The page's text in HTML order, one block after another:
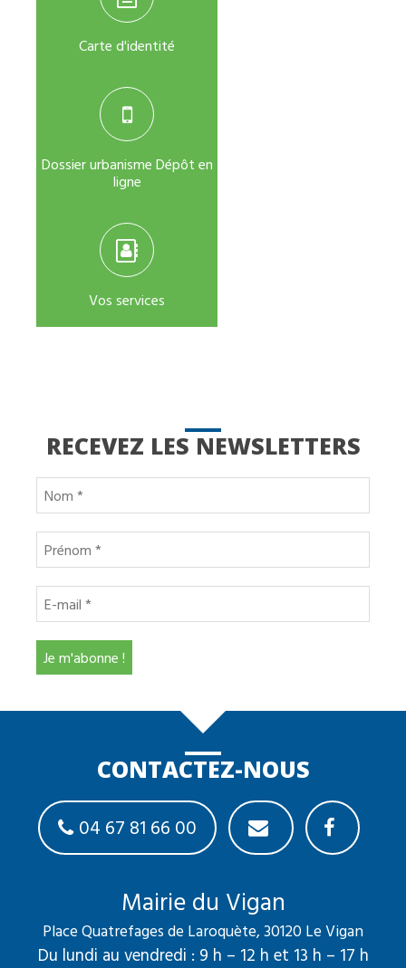
Carte d'identité
Dossier urbanisme Dépôt en
ligne
Vos services
RECEVEZ LES NEWSLETTERS
CONTACTEZ-NOUS
04 67 81 66 00
Mairie du Vigan
Place Quatrefages de Laroquète, 30120 Le Vigan
Du lundi au vendredi : 9 h – 12 h et 13 h – 17 h